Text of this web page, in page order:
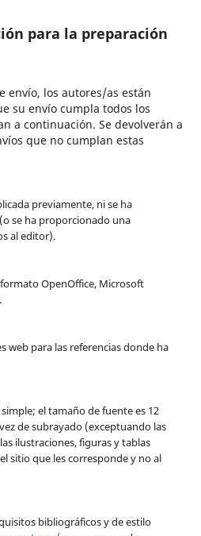
para la preparación
envío, los autores/as están
su envío cumpla todos los
a continuación. Se devolverán a
que no cumplan estas
previamente, ni se ha
se ha proporcionado una
al editor).
OpenOffice, Microsoft
web para las referencias donde ha
el tamaño de fuente es 12
de subrayado (exceptuando las
ilustraciones, figuras y tablas
sitio que les corresponde y no al
bibliográficos y de estilo